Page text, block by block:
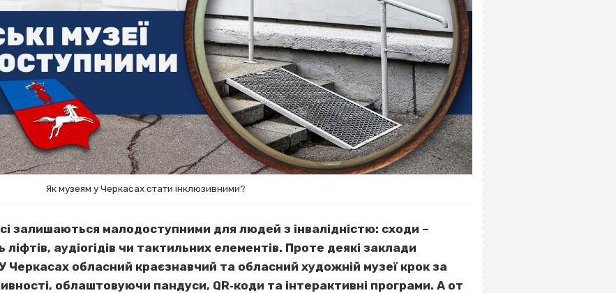
Як музеям у Черкасах стати інклюзивними?
залишаються малодоступними для людей з інвалідністю: сходи –
ліфтів, аудіогідів чи тактильних елементів. Проте деякі заклади
Черкасах обласний краєзнавчий та обласний художній музеї крок за
облаштовуючи пандуси, QR‐коди та інтерактивні програми. А от